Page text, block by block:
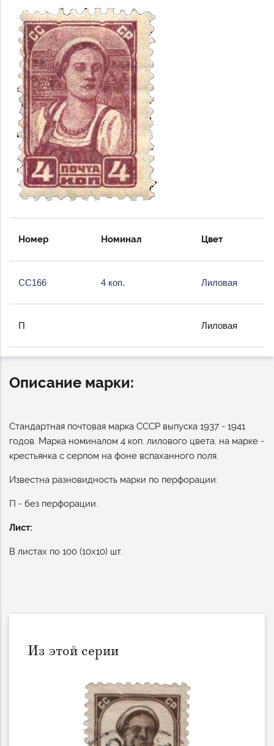
Номер Номинал Цвет
СС166 4 коп. Лиловая
П Лиловая
Описание марки:
Стандартная почтовая марка СССР выпуска 1937 - 1941
годов. Марка номиналом 4 коп. лилового цвета, на марке -
крестьянка с серпом на фоне вспаханного поля.
Известна разновидность марки по перфорации:
П - без перфорации.
Лист:
В листах по 100 (10х10) шт.
Из этой серии